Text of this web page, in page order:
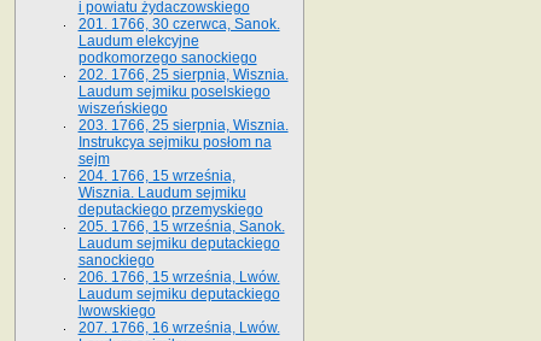
i powiatu żydaczowskiego
201. 1766, 30 czerwca, Sanok.
Laudum elekcyjne
podkomorzego sanockiego
202. 1766, 25 sierpnia, Wisznia.
Laudum sejmiku poselskiego
wiszeńskiego
203. 1766, 25 sierpnia, Wisznia.
Instrukcya sejmiku posłom na
sejm
204. 1766, 15 września,
Wisznia. Laudum sejmiku
deputackiego przemyskiego
205. 1766, 15 września, Sanok.
Laudum sejmiku deputackiego
sanockiego
206. 1766, 15 września, Lwów.
Laudum sejmiku deputackiego
lwowskiego
207. 1766, 16 września, Lwów.